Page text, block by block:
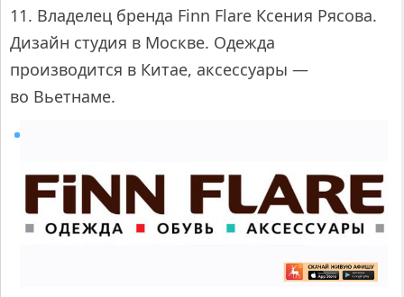
11. Владелец бренда Finn Flare Ксения Рясова.
Дизайн студия в Москве. Одежда
производится в Китае, аксессуары —
во Вьетнаме.